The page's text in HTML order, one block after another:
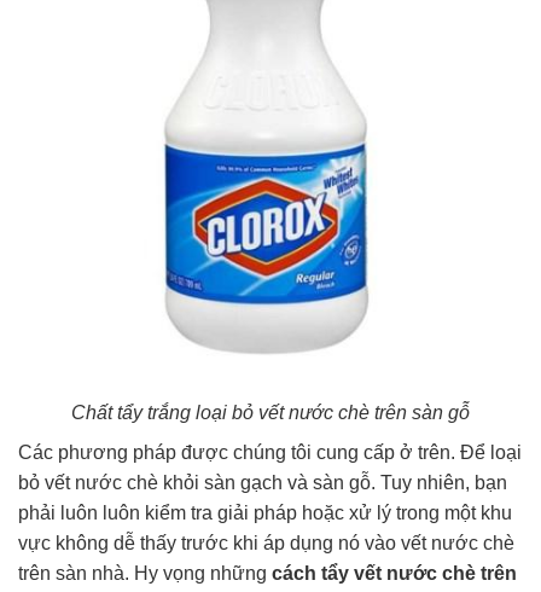
Chất tẩy trắng loại bỏ vết nước chè trên sàn gỗ
Các phương pháp được chúng tôi cung cấp ở trên. Để loại
bỏ vết nước chè khỏi sàn gạch và sàn gỗ. Tuy nhiên, bạn
phải luôn luôn kiểm tra giải pháp hoặc xử lý trong một khu
vực không dễ thấy trước khi áp dụng nó vào vết nước chè
trên sàn nhà. Hy vọng những cách tẩy vết nước chè trên